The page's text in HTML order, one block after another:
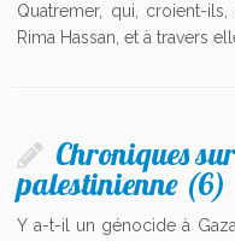
Quatremer, qui, croient-
Rima Hassan, et à travers
Chroniques
palestinienne (6)
Y a-t-il un génocide à